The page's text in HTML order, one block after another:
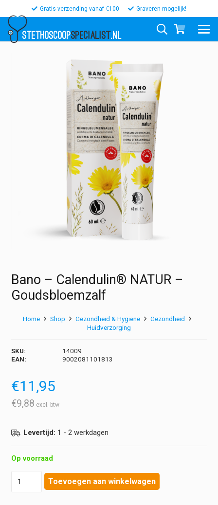
Gratis verzending vanaf €100 Graveren mogelijk!
STETHOSCOOPSPECIALIST.NL
Bano – Calendulin® NATUR –
Goudsbloemzalf
Home Shop Gezondheid & Hygiëne
Gezondheid
Huidverzorging
SKU:
14009
EAN:
9002081101813
€11,95
€9,88
Levertijd: 1 - 2 werkdagen
Op voorraad
Toevoegen aan winkelwagen